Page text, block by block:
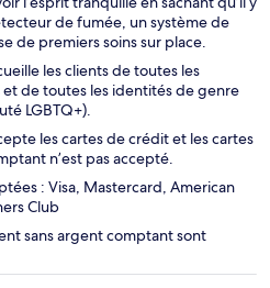
de fumée, un système de
de premiers soins sur place.
les clients de toutes les
de toutes les identités de genre
LGBTQ+).
les cartes de crédit et les cartes
n’est pas accepté.
: Visa, Mastercard, American
Club
sans argent comptant sont